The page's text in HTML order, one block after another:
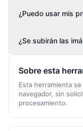
¿Puedo usar mis
¿Se subirán las
Sobre esta
Esta herramienta
navegador, sin
procesamiento.